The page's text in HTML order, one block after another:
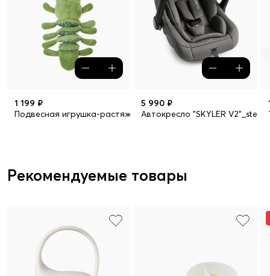
1 199 ₽
Подвесная игрушка-растяжка с вибрацией Гусеничка (green)
5 990 ₽
Автокресло "SKYLER V2"_steel
Рекомендуемые товары